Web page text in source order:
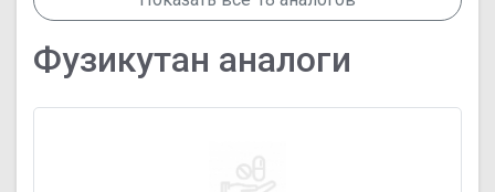
Фузикутан аналоги